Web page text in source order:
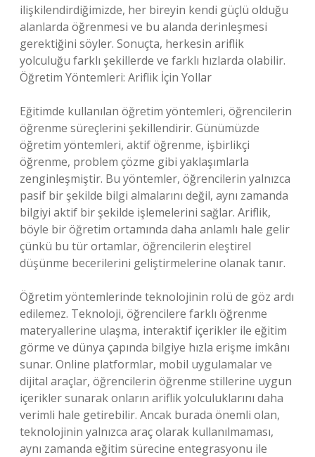
ilişkilendirdiğimizde, her bireyin kendi güçlü olduğu
alanlarda öğrenmesi ve bu alanda derinleşmesi
gerektiğini söyler. Sonuçta, herkesin ariflik
yolculuğu farklı şekillerde ve farklı hızlarda olabilir.
Öğretim Yöntemleri: Ariflik İçin Yollar
Eğitimde kullanılan öğretim yöntemleri, öğrencilerin
öğrenme süreçlerini şekillendirir. Günümüzde
öğretim yöntemleri, aktif öğrenme, işbirlikçi
öğrenme, problem çözme gibi yaklaşımlarla
zenginleşmiştir. Bu yöntemler, öğrencilerin yalnızca
pasif bir şekilde bilgi almalarını değil, aynı zamanda
bilgiyi aktif bir şekilde işlemelerini sağlar. Ariflik,
böyle bir öğretim ortamında daha anlamlı hale gelir
çünkü bu tür ortamlar, öğrencilerin eleştirel
düşünme becerilerini geliştirmelerine olanak tanır.
Öğretim yöntemlerinde teknolojinin rolü de göz ardı
edilemez. Teknoloji, öğrencilere farklı öğrenme
materyallerine ulaşma, interaktif içerikler ile eğitim
görme ve dünya çapında bilgiye hızla erişme imkânı
sunar. Online platformlar, mobil uygulamalar ve
dijital araçlar, öğrencilerin öğrenme stillerine uygun
içerikler sunarak onların ariflik yolculuklarını daha
verimli hale getirebilir. Ancak burada önemli olan,
teknolojinin yalnızca araç olarak kullanılmaması,
aynı zamanda eğitim sürecine entegrasyonu ile